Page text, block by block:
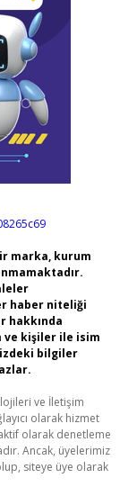
marka, kurum
haber niteliği
hakkında
ve kişiler ile isim
bilgiler
ve İletişim
olarak hizmet
olarak denetleme
Ancak, üyelerimiz
siteye üye olarak